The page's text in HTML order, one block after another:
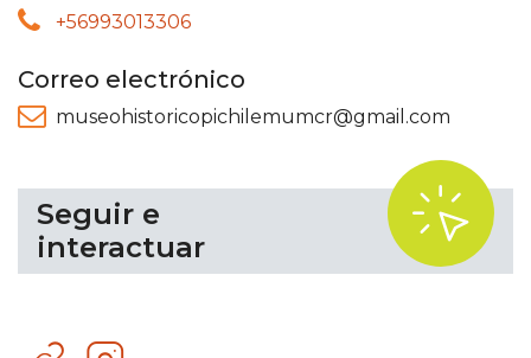
+56993013306
Correo electrónico
museohistoricopichilemumcr@gmail.com
Seguir e
interactuar
.
web